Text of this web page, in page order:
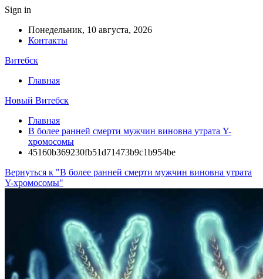
Sign in
Понедельник, 10 августа, 2026
Контакты
Витебск
Главная
Новый Витебск
Главная
В более ранней смерти мужчин виновна утрата Y-
хромосомы
45160b369230fb51d71473b9c1b954be
Вернуться к "В более ранней смерти мужчин виновна утрата
Y-хромосомы"